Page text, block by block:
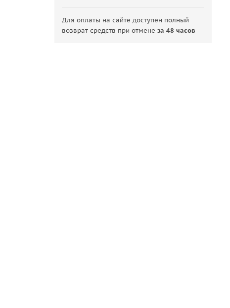
Для оплаты на сайте доступен полный
возврат средств при отменеза 48 часов